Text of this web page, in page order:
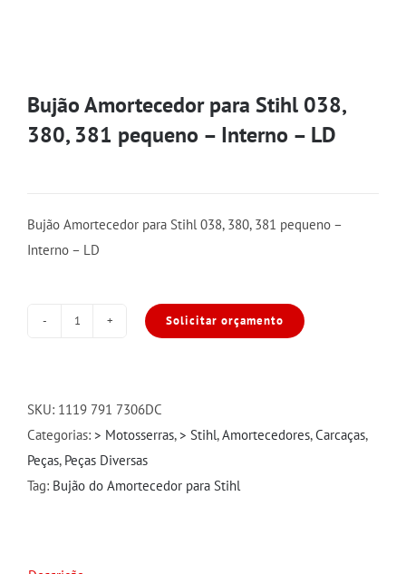
Bujão Amortecedor para Stihl 038,
380, 381 pequeno – Interno – LD
Bujão Amortecedor para Stihl 038, 380, 381 pequeno –
Interno – LD
Stihl
038,
380,
381
Solicitar orçamento
SKU: 1119 791 7306DC
Categorias: > Motosserras,> Stihl,Amortecedores,Carcaças,
Peças, Peças Diversas
Tag: Bujão do Amortecedor para Stihl